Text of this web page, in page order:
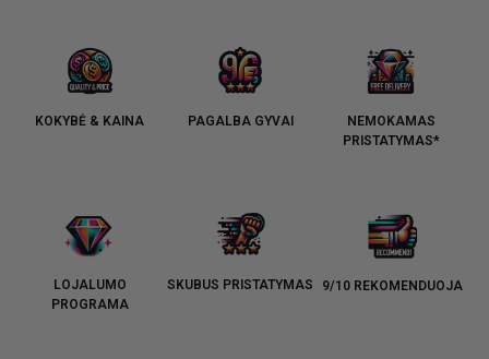
KOKYBĖ & KAINA PAGALBA GYVAI
NEMOKAMAS
PRISTATYMAS*
LOJALUMO
PROGRAMA
SKUBUS PRISTATYMAS 9/10 REKOMENDUOJA